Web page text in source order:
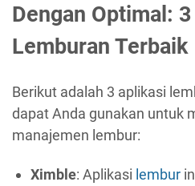
Dengan Optimal:
Lemburan Terbaik
Berikut adalah 3 aplikasi
dapat Anda gunakan untuk
manajemen lembur:
Ximble: Aplikasi lembur